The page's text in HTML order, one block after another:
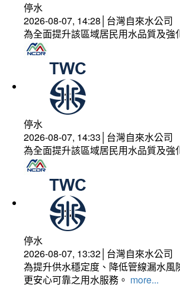
停水
2026-08-07, 14:28│台灣自來水公司
為全面提升該區域居民用水品質及
停水
2026-08-07, 14:33│台灣自來水公司
為全面提升該區域居民用水品質及
停水
2026-08-07, 13:32│台灣自來水公司
為提升供水穩定度、降低管線漏水
更安心可靠之用水服務。 more...